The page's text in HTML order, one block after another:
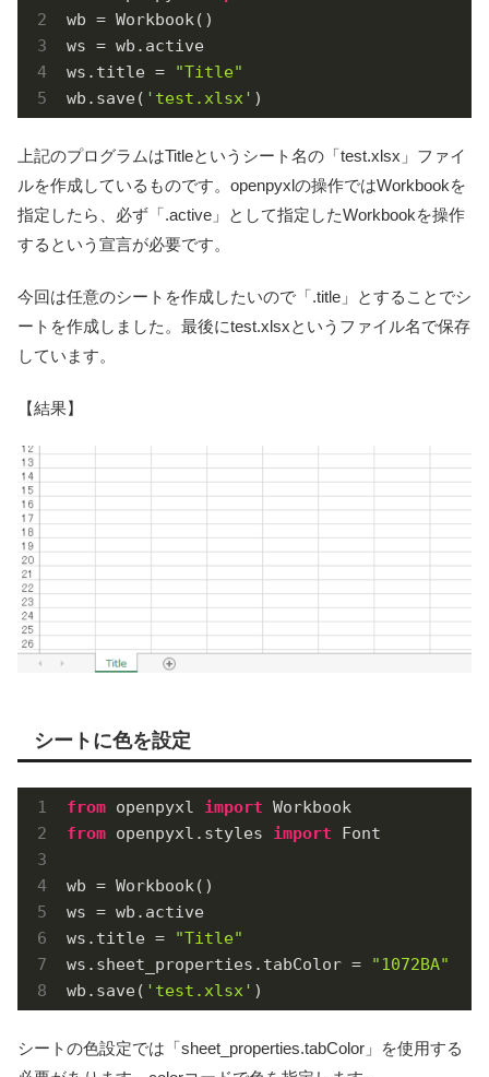
wb = Workbook()
ws = wb.active
ws.title =
"Title"
wb.save( 'test.xlsx' )
上記のプログラムはTitleというシート名の「test.xlsx」ファイ
ルを作成しているものです。openpyxlの操作ではWorkbookを
指定したら、必ず「.active」として指定したWorkbookを操作
するという宣言が必要です。
今回は任意のシートを作成したいので「.title」とすることでシ
ートを作成しました。最後にtest.xlsxというファイル名で保存
しています。
【結果】
シートに色を設定
from openpyxl import
from openpyxl.styles import Font
wb = Workbook()
ws = wb.active
ws.title =
"Title"
ws.sheet_properties.tabColor =
"1072BA"
wb.save( 'test.xlsx' )
シートの色設定では「sheet_properties.tabColor」を使用する